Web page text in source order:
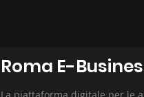
Roma E-